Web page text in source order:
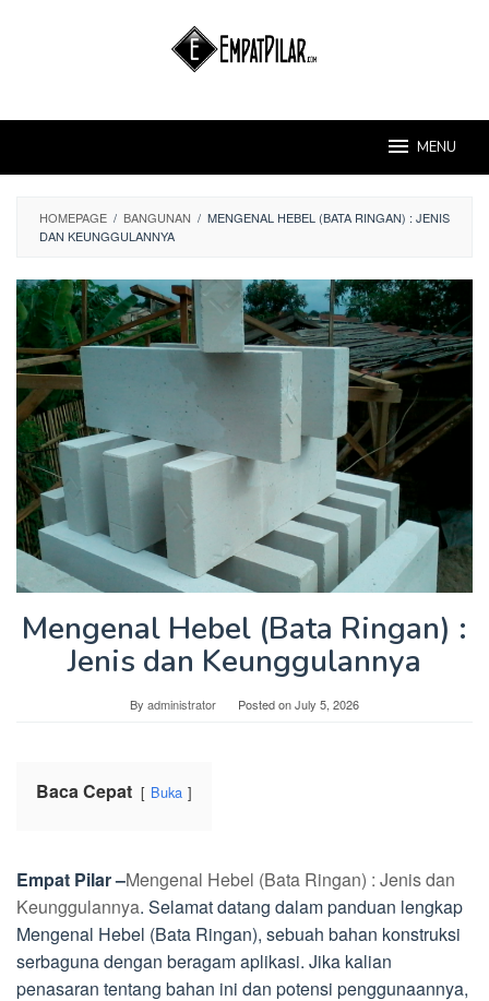
MENU
HOMEPAGE / BANGUNAN / MENGENAL HEBEL (BATA RINGAN) : JENIS
DAN KEUNGGULANNYA
Mengenal Hebel (Bata Ringan) :
Jenis dan Keunggulannya
By administrator Posted onJuly 5, 2026
Baca Cepat Buka
Empat Pilar –Mengenal Hebel (Bata Ringan) : Jenis dan
Keunggulannya. Selamat datang dalam panduan lengkap
Mengenal Hebel (Bata Ringan), sebuah bahan konstruksi
serbaguna dengan beragam aplikasi. Jika kalian
penasaran tentang bahan ini dan potensi penggunaannya,